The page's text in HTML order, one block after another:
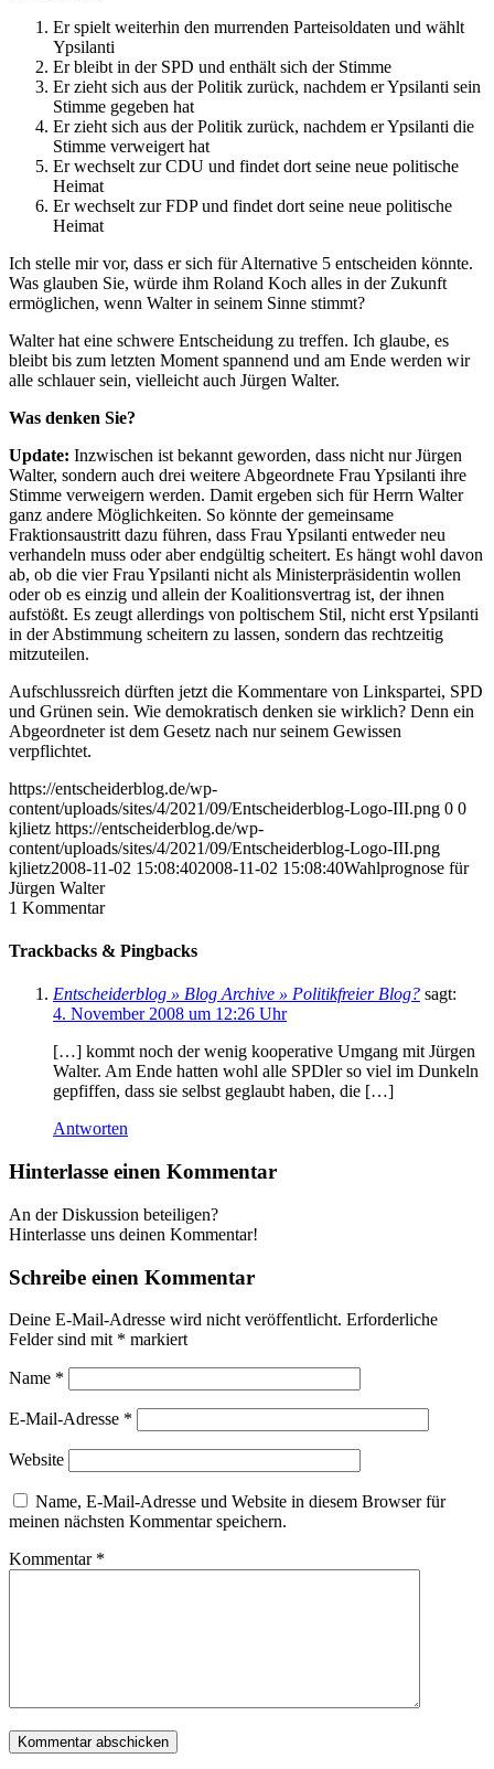
Er spielt weiterhin den murrenden Parteisoldaten und wählt
Ypsilanti
Er bleibt in der SPD und enthält sich der Stimme
Er zieht sich aus der Politik zurück, nachdem er Ypsilanti sein
Stimme gegeben hat
Er zieht sich aus der Politik zurück, nachdem er Ypsilanti die
Stimme verweigert hat
Er wechselt zur CDU und findet dort seine neue politische
Heimat
Er wechselt zur FDP und findet dort seine neue politische
Heimat
Ich stelle mir vor, dass er sich für Alternative 5 entscheiden könnte.
Was glauben Sie, würde ihm Roland Koch alles in der Zukunft
ermöglichen, wenn Walter in seinem Sinne stimmt?
Walter hat eine schwere Entscheidung zu treffen. Ich glaube, es
bleibt bis zum letzten Moment spannend und am Ende werden wir
alle schlauer sein, vielleicht auch Jürgen Walter.
Was denken Sie?
Update: Inzwischen ist bekannt geworden, dass nicht nur Jürgen
Walter, sondern auch drei weitere Abgeordnete Frau Ypsilanti ihre
Stimme verweigern werden. Damit ergeben sich für Herrn Walter
ganz andere Möglichkeiten. So könnte der gemeinsame
Fraktionsaustritt dazu führen, dass Frau Ypsilanti entweder neu
verhandeln muss oder aber endgültig scheitert. Es hängt wohl davon
ab, ob die vier Frau Ypsilanti nicht als Ministerpräsidentin wollen
oder ob es einzig und allein der Koalitionsvertrag ist, der ihnen
aufstößt. Es zeugt allerdings von poltischem Stil, nicht erst Ypsilanti
in der Abstimmung scheitern zu lassen, sondern das rechtzeitig
mitzuteilen.
Aufschlussreich dürften jetzt die Kommentare von Linkspartei, SPD
und Grünen sein. Wie demokratisch denken sie wirklich? Denn ein
Abgeordneter ist dem Gesetz nach nur seinem Gewissen
verpflichtet.
https://entscheiderblog.de/wp-
content/uploads/sites/4/2021/09/Entscheiderblog-Logo-III.png 0 0
kjlietz https://entscheiderblog.de/wp-
content/uploads/sites/4/2021/09/Entscheiderblog-Logo-III.png
kjlietz2008-11-02 15:08:402008-11-02 15:08:40Wahlprognose für
Jürgen Walter
1 Kommentar
Trackbacks & Pingbacks
Entscheiderblog » Blog Archive » Politikfreier Blog? sagt:
4. November 2008 um 12:26 Uhr
[…] kommt noch der wenig kooperative Umgang mit Jürgen
Walter. Am Ende hatten wohl alle SPDler so viel im Dunkeln
gepfiffen, dass sie selbst geglaubt haben, die […]
Antworten
Hinterlasse einen Kommentar
An der Diskussion beteiligen?
Hinterlasse uns deinen Kommentar!
Schreibe einen Kommentar
Deine E-Mail-Adresse wird nicht veröffentlicht. Erforderliche
Felder sind mit * markiert
Name *
E-Mail-Adresse *
Website
Name, E-Mail-Adresse und Website in diesem Browser für
meinen nächsten Kommentar speichern.
Kommentar *